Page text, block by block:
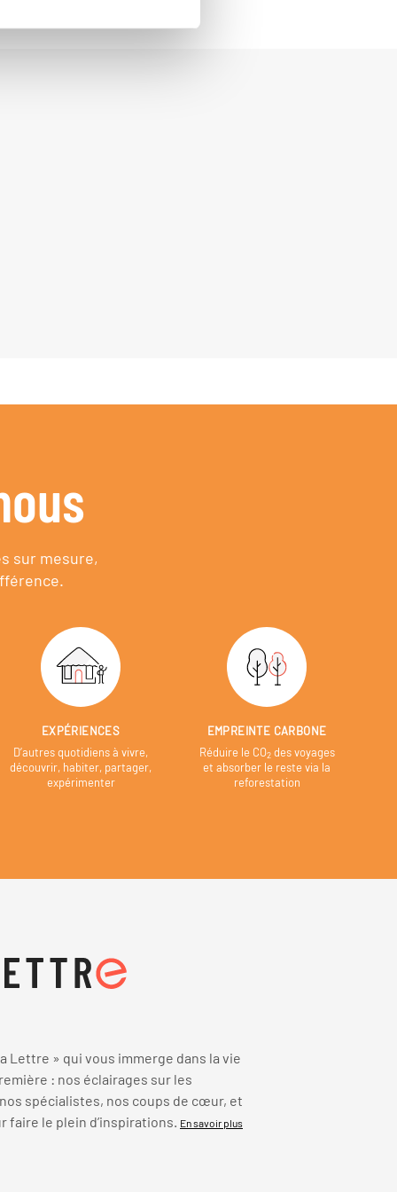
sur mesure,
EXPÉRIENCES
D’autres quotidiens à vivre,
découvrir, habiter, partager,
expérimenter
EMPREINTE CARBONE
Réduire le CO2des voyages
et absorber le reste via la
reforestation
Lettre » qui vous immerge dans la vie
: nos éclairages sur les
spécialistes, nos coups de cœur, et
faire le plein d’inspirations. En savoir plus